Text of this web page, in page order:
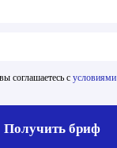
соглашаетесь с условиями
Получить бриф